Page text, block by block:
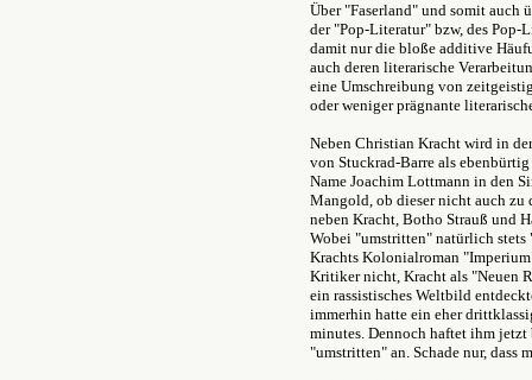
Über "Faserland" und somit auch
der "Pop-Literatur" bzw, des Pop-
damit nur die bloße additive
auch deren literarische
eine Umschreibung von
oder weniger prägnante
Neben Christian Kracht wird in
von Stuckrad-Barre als
Name Joachim Lottmann in den
Mangold, ob dieser nicht auch
neben Kracht, Botho Strauß und
Wobei "umstritten" natürlich
Krachts Kolonialroman
Kritiker nicht, Kracht als "Neuen
ein rassistisches Weltbild
immerhin hatte ein eher
minutes. Dennoch haftet ihm jetzt
"umstritten" an. Schade nur, dass